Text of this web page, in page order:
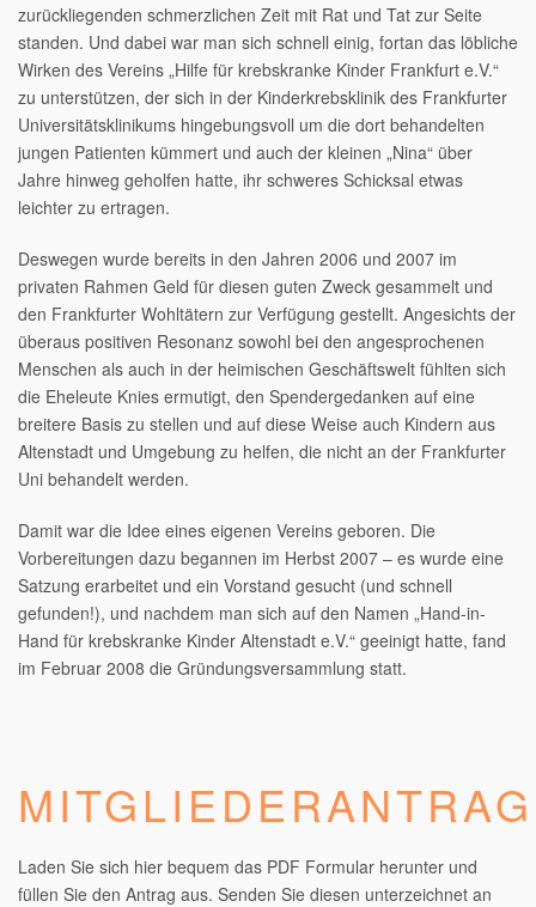
zurückliegenden schmerzlichen Zeit mit Rat und Tat zur Seite
standen. Und dabei war man sich schnell einig, fortan das löbliche
Wirken des Vereins „Hilfe für krebskranke Kinder Frankfurt e.V.“
zu unterstützen, der sich in der Kinderkrebsklinik des Frankfurter
Universitätsklinikums hingebungsvoll um die dort behandelten
jungen Patienten kümmert und auch der kleinen „Nina“ über
Jahre hinweg geholfen hatte, ihr schweres Schicksal etwas
leichter zu ertragen.
Deswegen wurde bereits in den Jahren 2006 und 2007 im
privaten Rahmen Geld für diesen guten Zweck gesammelt und
den Frankfurter Wohltätern zur Verfügung gestellt. Angesichts der
überaus positiven Resonanz sowohl bei den angesprochenen
Menschen als auch in der heimischen Geschäftswelt fühlten sich
die Eheleute Knies ermutigt, den Spendergedanken auf eine
breitere Basis zu stellen und auf diese Weise auch Kindern aus
Altenstadt und Umgebung zu helfen, die nicht an der Frankfurter
Uni behandelt werden.
Damit war die Idee eines eigenen Vereins geboren. Die
Vorbereitungen dazu begannen im Herbst 2007 – es wurde eine
Satzung erarbeitet und ein Vorstand gesucht (und schnell
gefunden!), und nachdem man sich auf den Namen „Hand-in-
Hand für krebskranke Kinder Altenstadt e.V.“ geeinigt hatte, fand
im Februar 2008 die Gründungsversammlung statt.
MITGLIEDERANTRAG
Laden Sie sich hier bequem das PDF Formular herunter und
füllen Sie den Antrag aus. Senden Sie diesen unterzeichnet an